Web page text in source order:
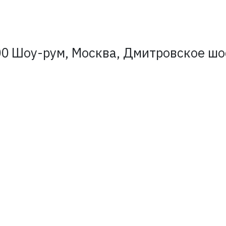
Шоу-рум, Москва, Дмитровское